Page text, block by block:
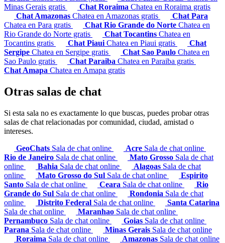
Minas Gerais gratis
Chat Roraima Chatea en Roraima gratis
Chat Amazonas Chatea en Amazonas gratis
Chat Para
Chatea en Para gratis
Chat Rio Grande do Norte Chatea en
Rio Grande do Norte gratis
Chat Tocantins Chatea en
Tocantins gratis
Chat Piaui Chatea en Piaui gratis
Chat
Sergipe Chatea en Sergipe gratis Chat Sao Paulo Chatea en
Sao Paulo gratis
Chat Paraiba Chatea en Paraiba gratis
Chat Amapa Chatea en Amapa gratis
Otras salas de chat
Si esta sala no es exactamente lo que buscas, puedes probar otras
salas de chat relacionadas por comunidad, ciudad, amistad o
intereses.
GeoChats Sala de chat online Acre Sala de chat online
Rio de Janeiro Sala de chat online Mato Grosso Sala de chat
online
Bahia Sala de chat online Alagoas Sala de chat
online
Mato Grosso do Sul Sala de chat online
Espirito
Santo Sala de chat online Ceara Sala de chat online
Rio
Grande do Sul Sala de chat online Rondonia Sala de chat
online
Distrito Federal Sala de chat online
Santa Catarina
Sala de chat online
Maranhao Sala de chat online
Pernambuco Sala de chat online Goias Sala de chat online
Parana Sala de chat online Minas Gerais Sala de chat online
Roraima Sala de chat online Amazonas Sala de chat online